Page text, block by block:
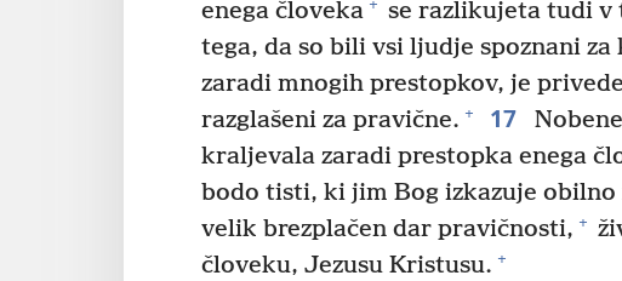
enega človeka
se razlikujeta tudi v
tega, da so bili vsi ljudje spoznani za
zaradi mnogih prestopkov, je
razglašeni za pravične. + 17
kraljevala zaradi prestopka enega
bodo tisti, ki jim Bog izkazuje obilno
velik brezplačen dar pravičnosti, +
človeku, Jezusu Kristusu. +